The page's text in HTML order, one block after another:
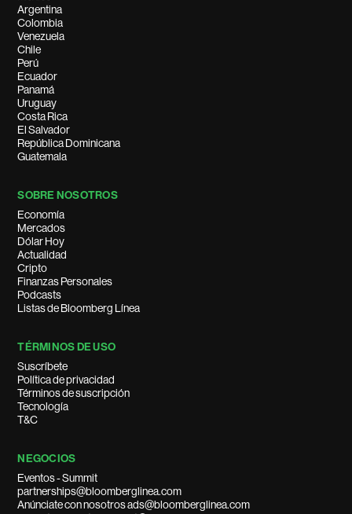
Argentina
Colombia
Venezuela
Chile
Perú
Ecuador
Panamá
Uruguay
Costa Rica
El Salvador
República Dominicana
Guatemala
SOBRE NOSOTROS
Economía
Mercados
Dólar Hoy
Actualidad
Cripto
Finanzas Personales
Podcasts
Listas de Bloomberg Línea
TÉRMINOS DE USO
Suscríbete
Política de privacidad
Términos de suscripción
Tecnología
T&C
NEGOCIOS
Eventos - Summit
partnerships@bloomberglinea.com
Anúnciate con nosotros ads@bloomberglinea.com